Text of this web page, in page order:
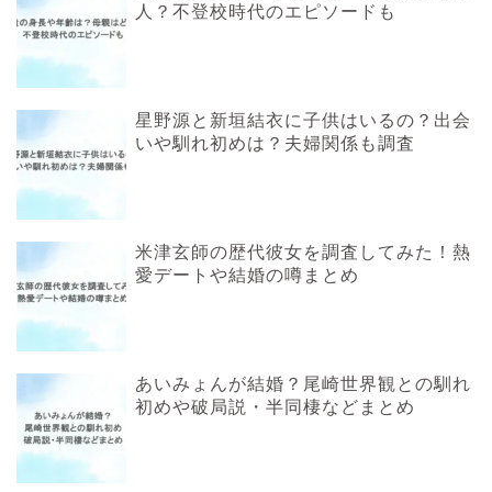
人？不登校時代のエピソードも
星野源と新垣結衣に子供はいるの？出会
いや馴れ初めは？夫婦関係も調査
米津玄師の歴代彼女を調査してみた！熱
愛デートや結婚の噂まとめ
あいみょんが結婚？尾崎世界観との馴れ
初めや破局説・半同棲などまとめ